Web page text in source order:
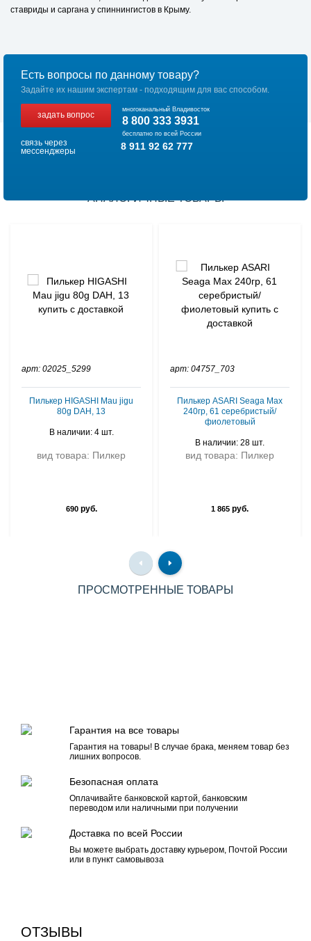
ставриды и саргана у спиннингистов в Крыму.
Есть вопросы по данному товару?
Задайте их нашим экспертам - подходящим для вас способом.
задать вопрос
многоканальный Владивосток
8 800 333 3931
бесплатно по всей России
связь через
мессенджеры
8 911 92 62 777
АНАЛОГИЧНЫЕ ТОВАРЫ
арт: 02025_5299
Пилькер HIGASHI Mau jigu
80g DAH, 13
В наличии: 4 шт.
вид товара: Пилкер
690руб.
арт: 04757_703
Пилькер ASARI Seaga Max
240гр, 61 серебристый/
фиолетовый
В наличии: 28 шт.
вид товара: Пилкер
1 865 руб.
ПРОСМОТРЕННЫЕ ТОВАРЫ
Гарантия на все товары
Гарантия на товары! В случае брака, меняем товар без
лишних вопросов.
Безопасная оплата
Оплачивайте банковской картой, банковским
переводом или наличными при получении
Доставка по всей России
Вы можете выбрать доставку курьером, Почтой России
или в пункт самовывоза
ОТЗЫВЫ